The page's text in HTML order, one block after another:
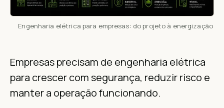
Engenharia elétrica para empresas: do projeto à energização
Empresas precisam de engenharia elétrica
para crescer com segurança, reduzir risco e
manter a operação funcionando.